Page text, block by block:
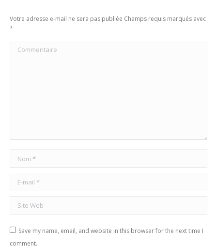
Votre adresse e-mail ne sera pas publiée Champs requis marqués avec
*
Commentaire
Nom *
E-mail *
Site Web
Save my name, email, and website in this browser for the next time I
comment.